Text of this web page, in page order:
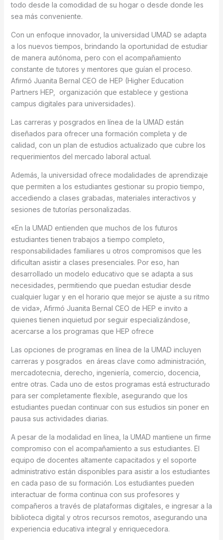
todo desde la comodidad de su hogar o desde donde les
sea más conveniente.
Con un enfoque innovador, la universidad UMAD se adapta
a los nuevos tiempos, brindando la oportunidad de estudiar
de manera autónoma, pero con el acompañamiento
constante de tutores y mentores que guían el proceso.
Afirmó Juanita Bernal CEO de HEP (Higher Education
Partners HEP, organización que establece y gestiona
campus digitales para universidades).
Las carreras y posgrados en línea de la UMAD están
diseñados para ofrecer una formación completa y de
calidad, con un plan de estudios actualizado que cubre los
requerimientos del mercado laboral actual.
Además, la universidad ofrece modalidades de aprendizaje
que permiten a los estudiantes gestionar su propio tiempo,
accediendo a clases grabadas, materiales interactivos y
sesiones de tutorías personalizadas.
«En la UMAD entienden que muchos de los futuros
estudiantes tienen trabajos a tiempo completo,
responsabilidades familiares u otros compromisos que les
dificultan asistir a clases presenciales. Por eso, han
desarrollado un modelo educativo que se adapta a sus
necesidades, permitiendo que puedan estudiar desde
cualquier lugar y en el horario que mejor se ajuste a su ritmo
de vida», Afirmó Juanita Bernal CEO de HEP e invito a
quienes tienen inquietud por seguir especializándose,
acercarse a los programas que HEP ofrece
Las opciones de programas en línea de la UMAD incluyen
carreras y posgrados en áreas clave como administración,
mercadotecnia, derecho, ingeniería, comercio, docencia,
entre otras. Cada uno de estos programas está estructurado
para ser completamente flexible, asegurando que los
estudiantes puedan continuar con sus estudios sin poner en
pausa sus actividades diarias.
A pesar de la modalidad en línea, la UMAD mantiene un firme
compromiso con el acompañamiento a sus estudiantes. El
equipo de docentes altamente capacitados y el soporte
administrativo están disponibles para asistir a los estudiantes
en cada paso de su formación. Los estudiantes pueden
interactuar de forma continua con sus profesores y
compañeros a través de plataformas digitales, e ingresar a la
biblioteca digital y otros recursos remotos, asegurando una
experiencia educativa integral y enriquecedora.